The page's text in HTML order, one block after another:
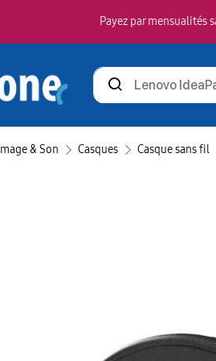
Payez par
Rechercher
des
Image & Son Casques Casque sans fil